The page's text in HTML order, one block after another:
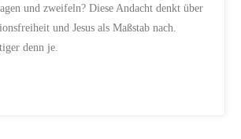
2025
und zweifeln? Diese Andacht denkt über
und Jesus als Maßstab nach.
denn je.